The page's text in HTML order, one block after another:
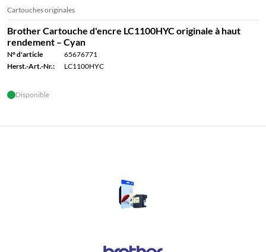
Cartouches originales
Brother Cartouche d'encre LC1100HYC originale à haut
rendement – Cyan
N° d'article
65676771
Herst.-Art.-Nr.:
LC1100HYC
Disponible